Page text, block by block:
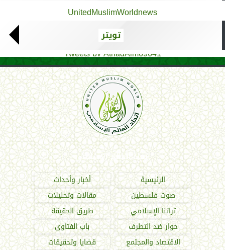
UnitedMuslimWorldnews
تويتر
Tweets by AthadAlm69641
اتحاد العالم الإسلامي
الرئيسية
أخبار وأحداث
صوت فلسطين
مقالات وتحليلات
تراثنا الإسلامي
طريق الحقيقة
حوار ضد التطرف
باب الفتاوى
الاقتصاد والمجتمع
قضايا وتحقيقات